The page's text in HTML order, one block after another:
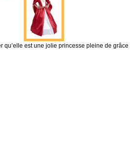
qu’elle est une jolie princesse pleine de grâce